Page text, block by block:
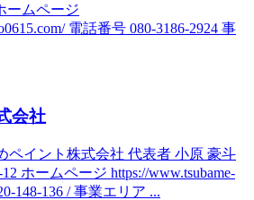
ームページ
電話番号 080-3186-2924 事
会社
ペイント株式会社 代表者 小原 豪斗
ホームページ https://www.tsubame-
148-136 / 事業エリア ...